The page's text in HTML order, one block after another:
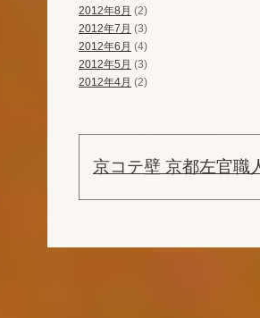
2012年8月 (2)
2012年7月 (3)
2012年6月 (4)
2012年5月 (3)
2012年4月 (2)
京コテ壁 京都左官職